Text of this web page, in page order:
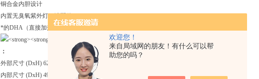
欢迎您！
来自局域网的朋友！有什么可以帮
助您的吗？
铜合金内胆设计
内置无臭氧紫外灯（选配件）
*的DHA（直接加热气套式）系统+三个独立控制的加热单元，确保高精度高稳定的温度环境。
：
外部尺寸 (DxH) 620 x 710 x 900 (mm)
内部尺寸 (DxH) 490 x 523 x 665 (mm)